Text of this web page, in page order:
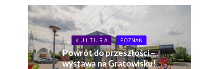
K U L T U R A POZNAŃ
Powrót do przeszłości –
wystawa na Gratowisku!